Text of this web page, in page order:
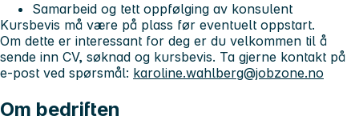
Samarbeid og tett oppfølging av konsulent
Kursbevis må være på plass før eventuelt oppstart.
Om dette er interessant for deg er du velkommen til å
sende inn CV, søknad og kursbevis. Ta gjerne kontakt på
e-post ved spørsmål: karoline.wahlberg@jobzone.no
Om bedriften